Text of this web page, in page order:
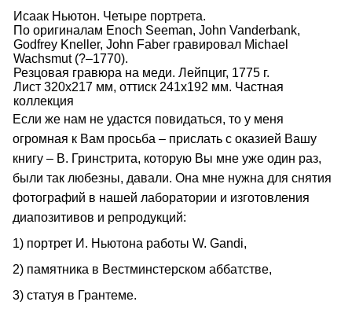
Исаак Ньютон. Четыре портрета.
По оригиналам Enoch Seeman, John Vanderbank,
Godfrey Kneller, John Faber гравировал Michael
Wachsmut (?–1770).
Резцовая гравюра на меди. Лейпциг, 1775 г.
Лист 320x217 мм, оттиск 241x192 мм. Частная
коллекция
Если же нам не удастся повидаться, то у меня
огромная к Вам просьба – прислать с оказией Вашу
книгу – В. Гринстрита, которую Вы мне уже один раз,
были так любезны, давали. Она мне нужна для снятия
фотографий в нашей лаборатории и изготовления
диапозитивов и репродукций:
1) портрет И. Ньютона работы W. Gandi,
2) памятника в Вестминстерском аббатстве,
3) статуя в Грантеме.